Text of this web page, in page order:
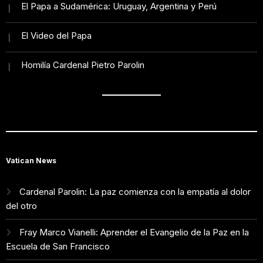
hijo
El Papa a Sudamérica: Uruguay, Argentina y Perú
El Video del Papa
Homilía Cardenal Pietro Parolin
Vatican News
Cardenal Parolin: La paz comienza con la empatía al dolor
del otro
Fray Marco Vianelli: Aprender el Evangelio de la Paz en la
Escuela de San Francisco